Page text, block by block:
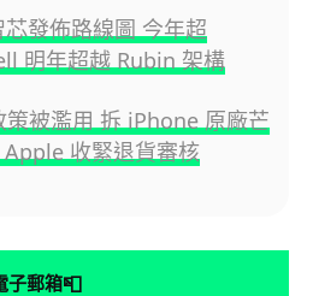
發佈路線圖 今年超
明年超越 Rubin 架構
被濫用 拆 iPhone 原廠芒
收緊退貨審核
子郵箱📮